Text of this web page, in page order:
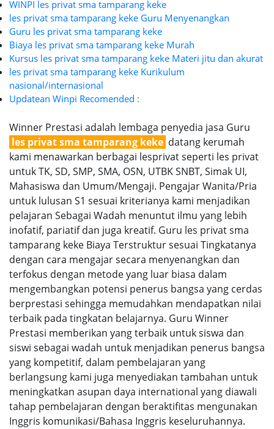
WINPI les privat sma tamparang keke
les privat sma tamparang keke Guru Menyenangkan
Guru les privat sma tamparang keke
Biaya les privat sma tamparang keke Murah
Kursus les privat sma tamparang keke Materi jitu dan akurat
les privat sma tamparang keke Kurikulum
nasional/internasional
Updatean Winpi Recomended :
Winner Prestasi adalah lembaga penyedia jasa Guru
les privat sma tamparang keke datang kerumah
kami menawarkan berbagai lesprivat seperti les privat
untuk TK, SD, SMP, SMA, OSN, UTBK SNBT, Simak UI,
Mahasiswa dan Umum/Mengaji. Pengajar Wanita/Pria
untuk lulusan S1 sesuai kriterianya kami menjadikan
pelajaran Sebagai Wadah menuntut ilmu yang lebih
inofatif, pariatif dan juga kreatif. Guru les privat sma
tamparang keke Biaya Terstruktur sesuai Tingkatanya
dengan cara mengajar secara menyenangkan dan
terfokus dengan metode yang luar biasa dalam
mengembangkan potensi penerus bangsa yang cerdas
berprestasi sehingga memudahkan mendapatkan nilai
terbaik pada tingkatan belajarnya. Guru Winner
Prestasi memberikan yang terbaik untuk siswa dan
siswi sebagai wadah untuk menjadikan penerus bangsa
yang kompetitif, dalam pembelajaran yang
berlangsung kami juga menyediakan tambahan untuk
meningkatkan asupan daya international yang diawali
tahap pembelajaran dengan beraktifitas mengunakan
Inggris komunikasi/Bahasa Inggris keseluruhannya.